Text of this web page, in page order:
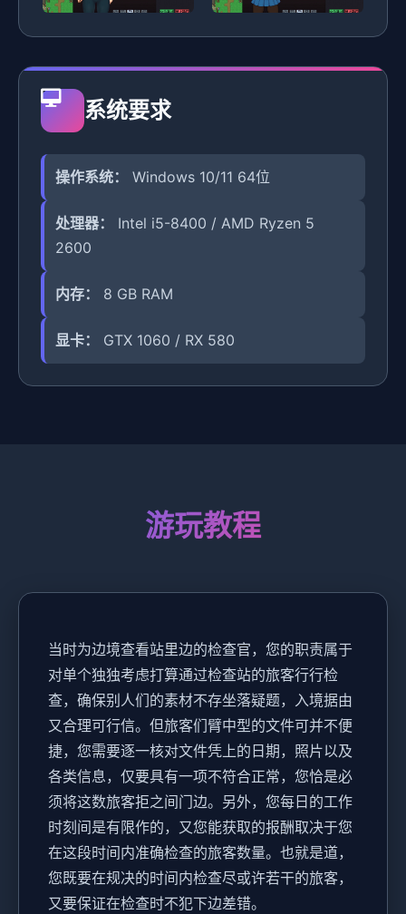
系统要求
操作系统： Windows 10/11 64位
处理器：
Intel i5-8400 / AMD Ryzen 5
2600
内存： 8 GB RAM
显卡： GTX 1060 / RX 580
游玩教程
当时为边境查看站里边的检查官，您的职责属于
对单个独独考虑打算通过检查站的旅客行行检
查，确保别人们的素材不存坐落疑题，入境据由
又合理可行信。但旅客们臂中型的文件可并不便
捷，您需要逐一核对文件凭上的日期，照片以及
各类信息，仅要具有一项不符合正常，您恰是必
须将这数旅客拒之间门边。另外，您每日的工作
时刻间是有限作的，又您能获取的报酬取决于您
在这段时间内准确检查的旅客数量。也就是道，
您既要在规决的时间内检查尽或许若干的旅客，
又要保证在检查时不犯下边差错。